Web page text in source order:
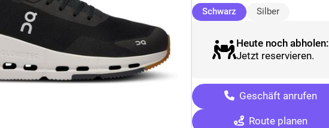
Schwarz (ausgewählt)
Silber
Heute noch abholen:
Jetzt reservieren.
Geschäft anrufen
Route planen